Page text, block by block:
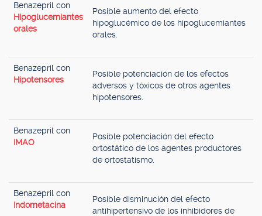
Benazepril con
Hipoglucemiantes
orales
Posible aumento del efecto
hipoglucémico de los hipoglucemiantes
orales.
Benazepril con
Hipotensores
Posible potenciación de los efectos
adversos y tóxicos de otros agentes
hipotensores.
Benazepril con
IMAO
Posible potenciación del efecto
ortostático de los agentes productores
de ortostatismo.
Benazepril con
Indometacina
Posible disminución del efecto
antihipertensivo de los inhibidores de